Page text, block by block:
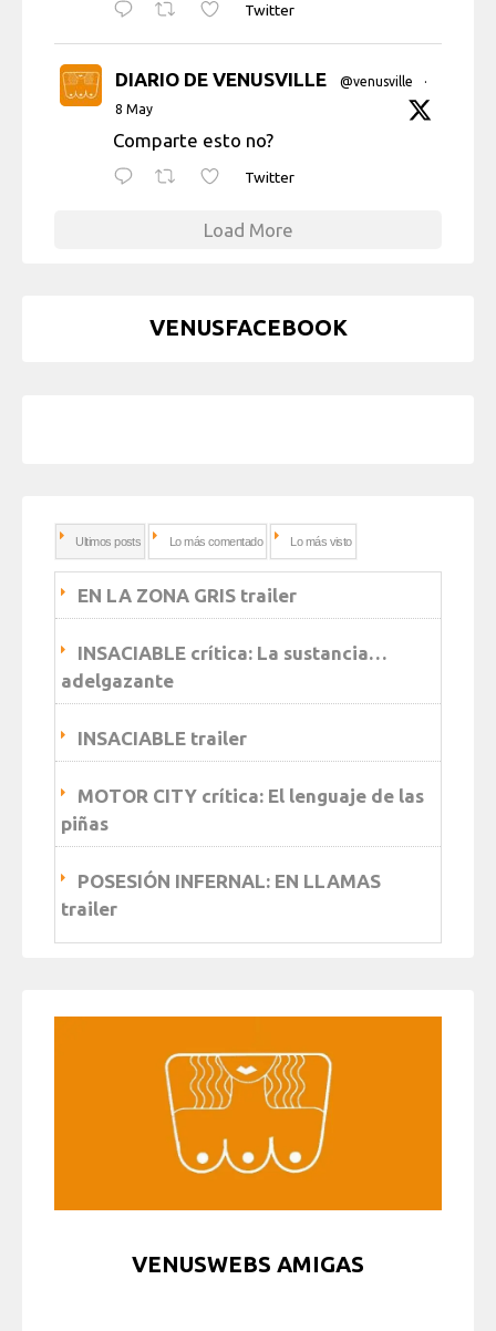
Twitter
DIARIO DE VENUSVILLE @venusville
·
8 May
Comparte esto no?
Twitter
Load More
VENUSFACEBOOK
Ultimos posts Lo más comentado Lo más visto
EN LA ZONA GRIS trailer
INSACIABLE crítica: La sustancia…
adelgazante
INSACIABLE trailer
MOTOR CITY crítica: El lenguaje de las
piñas
POSESIÓN INFERNAL: EN LLAMAS
trailer
VENUSWEBS AMIGAS